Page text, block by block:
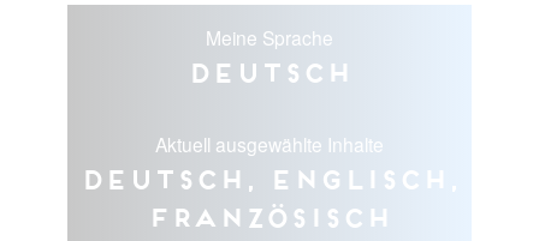
Meine Sprache
Deutsch
Aktuell ausgewählte Inhalte
Deutsch, Englisch,
Französisch